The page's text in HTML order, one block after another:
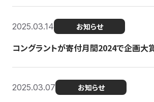
2025.03.14 お知らせ
コングラントが寄付月間2024で企画大
2025.03.07 お知らせ